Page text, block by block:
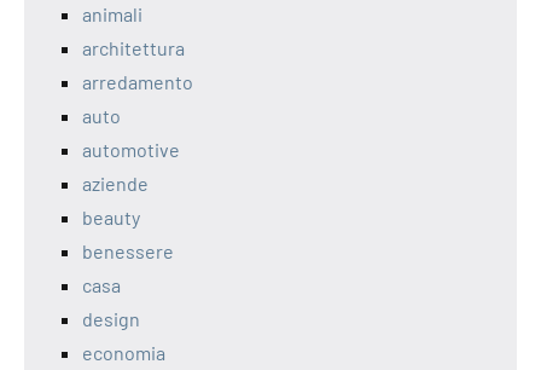
animali
architettura
arredamento
auto
automotive
aziende
beauty
benessere
casa
design
economia